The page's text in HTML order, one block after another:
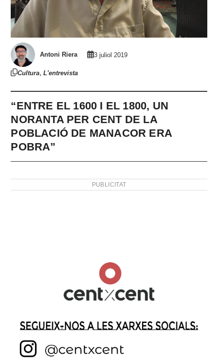
Antoni Riera 3 juliol 2019
Cultura,L'entrevista
“ENTRE EL 1600 I EL 1800, UN
NORANTA PER CENT DE LA
POBLACIÓ DE MANACOR ERA
POBRA”
PUBLICITAT